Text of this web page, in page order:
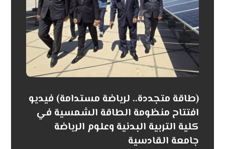
(طاقة متجددة.. لرياضة مستدامة) فيديو
افتتاح منظومة الطاقة الشمسية في
كلية التربية البدنية وعلوم الرياضة
جامعة القادسية